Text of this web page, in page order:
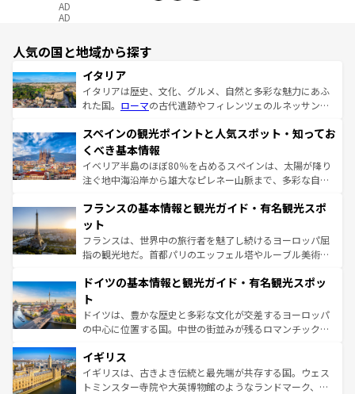
AD
AD
人気の国と地域から探す
イタリア
イタリアは歴史、文化、グルメ、自然と多彩な魅力にあふ
れた国。 ローマの古代遺跡やフィレンツェのルネッサンス
ろん、トスカーナの美しい田園風景やアマルフィ海岸の絶
景など、自然景観も見逃せない。観光の合間には、本場の
ピザやパスタなど、絶品のイタリア料理を堪能することも
できる。朝目覚めてから夜眠るまで、すべての瞬間を楽し
なお、新着のイタリア情報はコンテンツ一覧を参照してほ
しい。
スペインの観光ポイントと人気スポット・知ってお
くべき基本情報
イベリア半島のほぼ80％を占めるスペインは、太陽が降り
注ぐ地中海沿岸から雄大なピレネー山脈まで、多彩な自然
文化が根付くこの国では、情熱的なフラメンコ、熱気あふ
れる闘牛、そして美味しいタパスが生活の一部となってい
る。首都マドリードの洗練された雰囲気や、バルセロナの
アートに溢れた街角から、地方では古代ローマ遺跡や中世
せる。地方によって風土や気候が異なるスペインはその個
ンテンツ一覧 を参照してほしい。
フランスの基本情報と観光ガイド・有名観光スポ
ット
フランスは、世界中の旅行者を魅了し続けるヨーロッパ屈
指の観光地だ。首都パリのエッフェル塔やルーブル美術館
で、幅広い魅力が詰まっている。華麗な宮殿、歴史的な大
聖堂、美しいビーチ、そして豊かな自然が、訪れる者を心
から魅了する。また、フランスは美食の国としても知ら
れ、フランス料理はユネスコ無形文化遺産にも登録されて
香り高いラベンダー畑など、多彩な楽しみ方が可能だ。さ
らに、パリ以外の地域にも魅力が溢れており、どの街角に
も豊かな歴史と文化が息づいている。パリ以外の個性あふ
ドイツの基本情報と観光ガイド・有名観光スポッ
ト
ドイツは、豊かな歴史と多彩な文化が交差するヨーロッパ
の中心に位置する国。中世の街並みが残るロマンチック街
顔を持つこの国は、どこを歩いても飽きることがない。ベ
ルリンの文化的活気、バイエルン州のアルプスの絶景、そ
してライン川沿いのワイン畑といった風景は必見。ビール
イギリス
イギリスは、古きよき伝統と最先端が共存する国。ウェス
トミンスター寺院や大英博物館のようなランドマーク、歴